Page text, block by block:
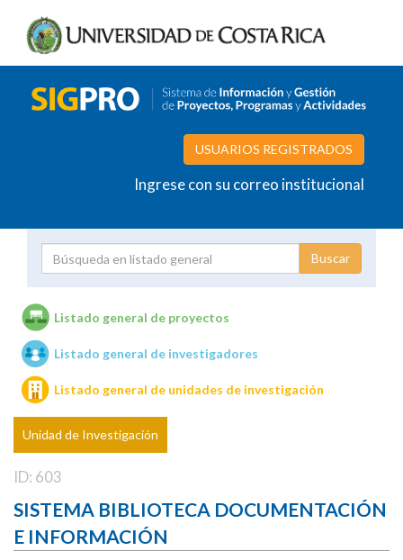
USUARIOS REGISTRADOS
Ingrese con su correo institucional
Unidades de investigación
Listado general de proyectos
Listado general de investigadores
Listado general de unidades de investigación
Unidad de Investigación
ID: 603
SISTEMA BIBLIOTECA DOCUMENTACIÓN
E INFORMACIÓN